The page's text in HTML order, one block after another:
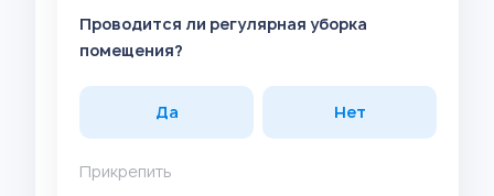
Проводится ли регулярная уборка
помещения?
Да Нет
Прикрепить